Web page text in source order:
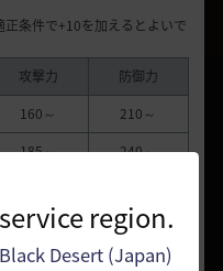
region.
Desert (Japan)
条件で+10を加えるとよいで
攻撃力
防御力
160～
210～
185～ 240～